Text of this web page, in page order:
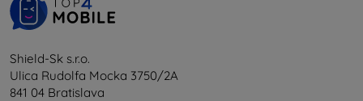
Shield-Sk s.r.o.
Ulica Rudolfa Mocka 3750/2A
841 04 Bratislava